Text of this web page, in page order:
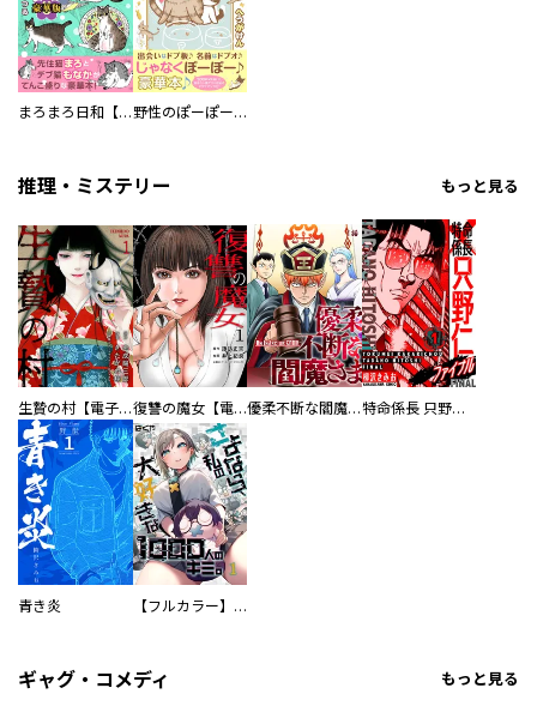
まろまろ日和【豪華版】 野性のぽーぽー【豪華版】
推理・ミステリー もっと見る
生贄の村【電子単行本版】 復讐の魔女【電子単行本版】 優柔不断な閻魔さま 特命係長 只野仁ファイナル 愛蔵版
青き炎 【フルカラー】さよなら、私の大好きな１０００人のキミ。
ギャグ・コメディ もっと見る